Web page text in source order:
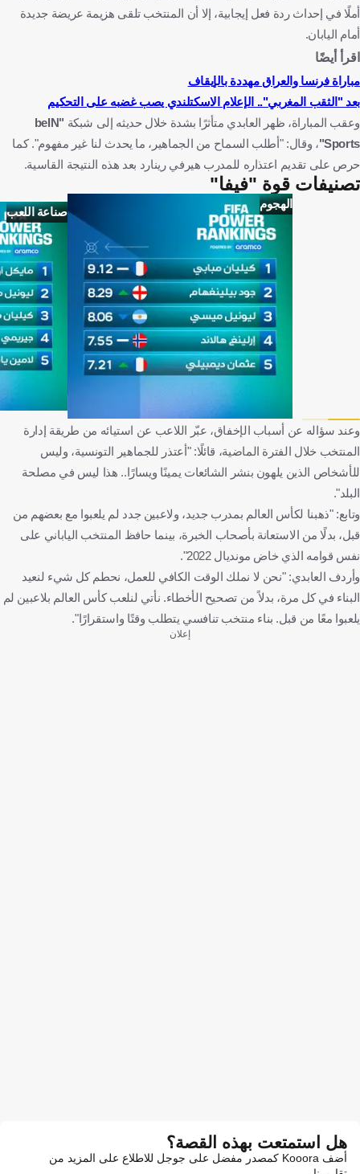
أملًا في إحداث ردة فعل إيجابية، إلا أن المنتخب تلقى هزيمة عريضة جديدة
أمام اليابان.
اقرأ أيضًا
مباراة فرنسا والعراق مهددة بالإيقاف
بعد "الثقب المغربي".. الإعلام الاسكتلندي يصب غضبه على التحكيم
وعقب المباراة، ظهر العابدي متأثرًا بشدة خلال حديثه إلى شبكة
"beIN
Sports" ، وقال: "أطلب السماح من الجماهير، ما يحدث لنا غير مفهوم". كما
حرص على تقديم اعتذاره للمدرب هيرفي رينارد بعد هذه النتيجة القاسية.
تصنيفات قوة "فيفا"
الهجوم
صناعة اللعب
وعند سؤاله عن أسباب الإخفاق، عبّر اللاعب عن استيائه من طريقة إدارة
المنتخب خلال الفترة الماضية، قائلًا: "أعتذر للجماهير التونسية، وليس
للأشخاص الذين يلهون بنشر الشائعات يمينًا ويسارًا.. هذا ليس في مصلحة
البلد".
وتابع: "ذهبنا لكأس العالم بمدرب جديد، ولاعبين جدد لم يلعبوا مع بعضهم من
قبل، بدلًا من الاستعانة بأصحاب الخبرة، بينما حافظ المنتخب الياباني على
نفس قوامه الذي خاض مونديال 2022".
وأردف العابدي: "نحن لا نملك الوقت الكافي للعمل، نحطم كل شيء لنعيد
البناء في كل مرة، بدلاً من تصحيح الأخطاء. نأتي لنلعب كأس العالم بلاعبين لم
يلعبوا معًا من قبل. بناء منتخب تنافسي يتطلب وقتًا واستقرارًا".
إعلان
هل استمتعت بهذه القصة؟
أضف Kooora كمصدر مفضل على جوجل للاطلاع على المزيد من